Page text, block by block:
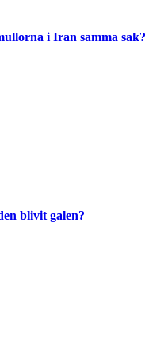
i Iran samma sak?
blivit galen?